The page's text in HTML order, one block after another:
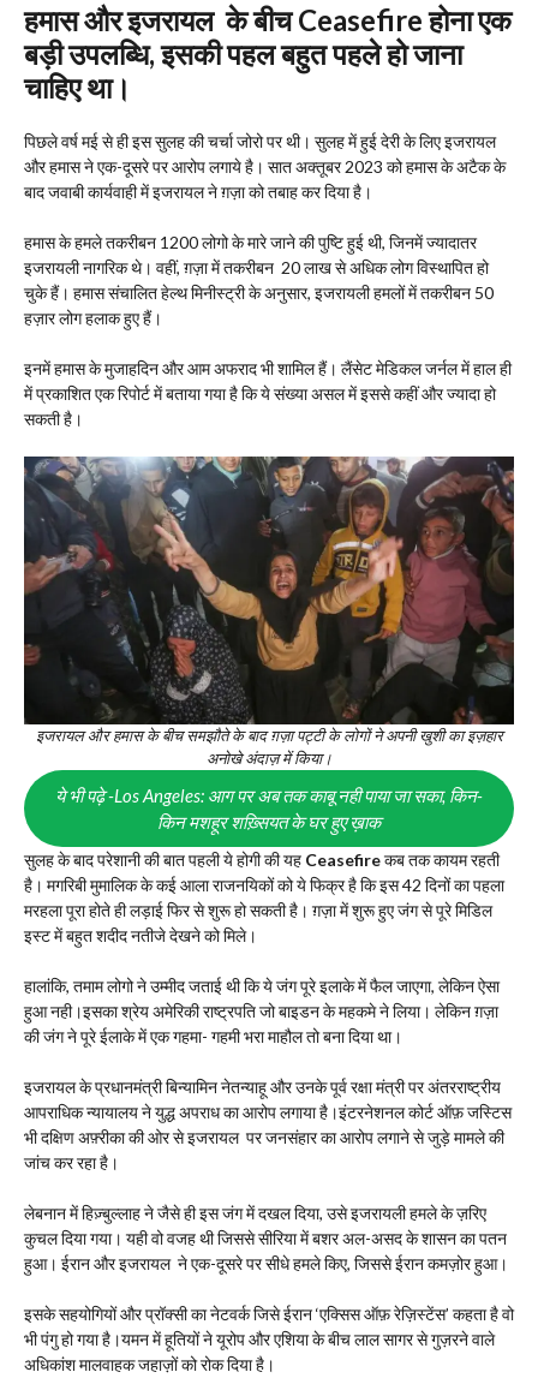
हमास और इजरायल के बीच Ceasefire होना एक
बड़ी उपलब्धि, इसकी पहल बहुत पहले हो जाना
चाहिए था।
पिछले वर्ष मई से ही इस सुलह की चर्चा जोरो पर थी। सुलह में हुई देरी के लिए इजरायल
और हमास ने एक-दूसरे पर आरोप लगाये है। सात अक्तूबर 2023 को हमास के अटैक के
बाद जवाबी कार्यवाही में इजरायल ने ग़ज़ा को तबाह कर दिया है।
हमास के हमले तकरीबन 1200 लोगो के मारे जाने की पुष्टि हुई थी, जिनमें ज्यादातर
इजरायली नागरिक थे। वहीं, ग़ज़ा में तकरीबन 20 लाख से अधिक लोग विस्थापित हो
चुके हैं। हमास संचालित हेल्थ मिनीस्ट्री के अनुसार, इजरायली हमलों में तकरीबन 50
हज़ार लोग हलाक हुए हैं।
इनमें हमास के मुजाहदिन और आम अफराद भी शामिल हैं। लैंसेट मेडिकल जर्नल में हाल ही
में प्रकाशित एक रिपोर्ट में बताया गया है कि ये संख्या असल में इससे कहीं और ज्यादा हो
सकती है।
इजरायल और हमास के बीच समझौते के बाद ग़ज़ा पट्टी के लोगों ने अपनी खुशी का इज़हार
अनोखे अंदाज़ में किया।
ये भी पढ़े -Los Angeles: आग पर अब तक काबू नही पाया जा सका, किन-
किन मशहूर शख़्सियत के घर हुए ख़ाक
सुलह के बाद परेशानी की बात पहली ये होगी की यह Ceasefireकब तक कायम रहती
है। मगरिबी मुमालिक के कई आला राजनयिकों को ये फिक्र है कि इस 42 दिनों का पहला
मरहला पूरा होते ही लड़ाई फिर से शुरू हो सकती है। ग़ज़ा में शुरू हुए जंग से पूरे मिडिल
इस्ट में बहुत शदीद नतीजे देखने को मिले।
हालांकि, तमाम लोगो ने उम्मीद जताई थी कि ये जंग पूरे इलाके में फैल जाएगा, लेकिन ऐसा
हुआ नही।इसका श्रेय अमेरिकी राष्ट्रपति जो बाइडन के महकमे ने लिया। लेकिन ग़ज़ा
की जंग ने पूरे ईलाके में एक गहमा- गहमी भरा माहौल तो बना दिया था।
इजरायल के प्रधानमंत्री बिन्यामिन नेतन्याहू और उनके पूर्व रक्षा मंत्री पर अंतरराष्ट्रीय
आपराधिक न्यायालय ने युद्ध अपराध का आरोप लगाया है।इंटरनेशनल कोर्ट ऑफ़ जस्टिस
भी दक्षिण अफ़्रीका की ओर से इजरायल पर जनसंहार का आरोप लगाने से जुड़े मामले की
जांच कर रहा है।
लेबनान में हिज़्बुल्लाह ने जैसे ही इस जंग में दखल दिया, उसे इजरायली हमले के ज़रिए
कुचल दिया गया। यही वो वजह थी जिससे सीरिया में बशर अल-असद के शासन का पतन
हुआ। ईरान और इजरायल ने एक-दूसरे पर सीधे हमले किए, जिससे ईरान कमज़ोर हुआ।
इसके सहयोगियों और प्रॉक्सी का नेटवर्क जिसे ईरान ‘एक्सिस ऑफ़ रेज़िस्टेंस’ कहता है वो
भी पंगु हो गया है।यमन में हूतियों ने यूरोप और एशिया के बीच लाल सागर से गुज़रने वाले
अधिकांश मालवाहक जहाज़ों को रोक दिया है।